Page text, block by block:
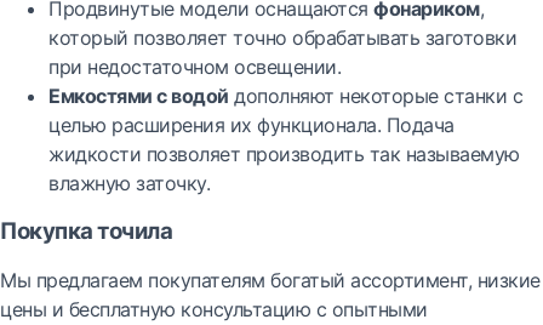
Продвинутые модели оснащаются фонариком,
который позволяет точно обрабатывать заготовки
при недостаточном освещении.
Емкостями с водой дополняют некоторые станки с
целью расширения их функционала. Подача
жидкости позволяет производить так называемую
влажную заточку.
Покупка точила
Мы предлагаем покупателям богатый ассортимент, низкие
цены и бесплатную консультацию с опытными